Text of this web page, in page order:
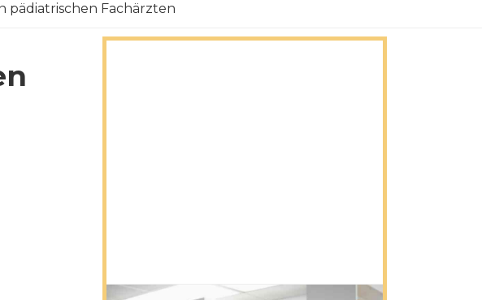
pädiatrischen Fachärzten